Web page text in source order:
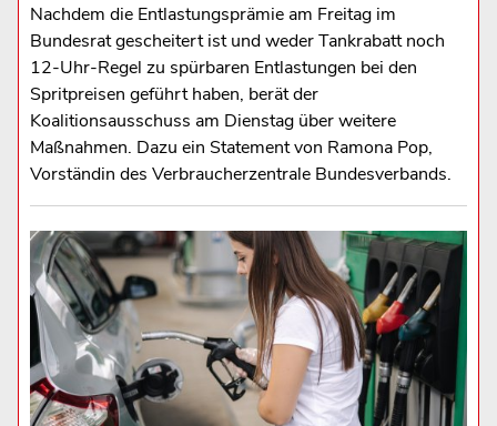
Nachdem die Entlastungsprämie am Freitag im
Bundesrat gescheitert ist und weder Tankrabatt noch
12‑Uhr‑Regel zu spürbaren Entlastungen bei den
Spritpreisen geführt haben, berät der
Koalitionsausschuss am Dienstag über weitere
Maßnahmen. Dazu ein Statement von Ramona Pop,
Vorständin des Verbraucherzentrale Bundesverbands.